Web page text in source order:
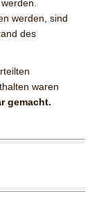
werden, sind
des
waren
gemacht.